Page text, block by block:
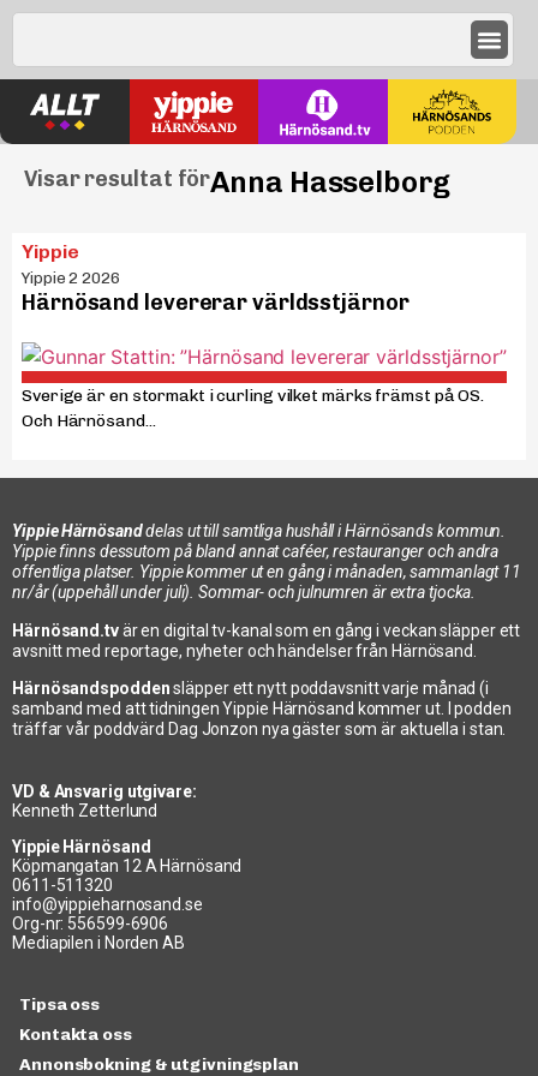
Visar resultat förAnna Hasselborg
Yippie
Yippie 2 2026
Härnösand levererar världsstjärnor
Sverige är en stormakt i curling vilket märks främst på OS.
Och Härnösand...
Yippie Härnösanddelas ut till samtliga hushåll i Härnösands kommun.
Yippie finns dessutom på bland annat caféer, restauranger och andra
offentliga platser. Yippie kommer ut en gång i månaden, sammanlagt 11
nr/år (uppehåll under juli). Sommar- och julnumren är extra tjocka.
Härnösand.tvär en digital tv-kanal som en gång i veckan släpper ett
avsnitt med reportage, nyheter och händelser från Härnösand.
Härnösandspoddensläpper ett nytt poddavsnitt varje månad (i
samband med att tidningen Yippie Härnösand kommer ut. I podden
träffar vår poddvärd Dag Jonzon nya gäster som är aktuella i stan.
VD & Ansvarig utgivare:
Kenneth Zetterlund
Yippie Härnösand
Köpmangatan 12 A Härnösand
0611-511320
info@yippieharnosand.se
Org-nr: 556599-6906
Mediapilen i Norden AB
Tipsa oss
Kontakta oss
Annonsbokning & utgivningsplan